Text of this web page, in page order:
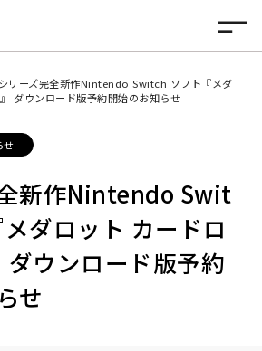
シリーズ完全新作Nintendo Switch ソフト『メダ
ダウンロード版予約開始のお知らせ
せ
新作Nintendo Swit
ダロット カードロ
ダウンロード版予約
せ